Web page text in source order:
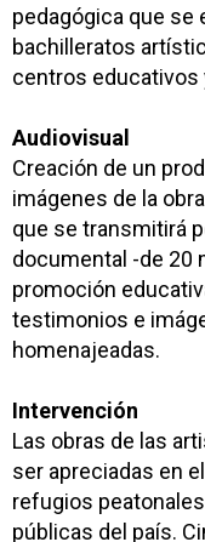
pedagógica que se
bachilleratos
centros educativos
Audiovisual
Creación de un
imágenes de la
que se transmitirá
documental -de 20
promoción
testimonios e
homenajeadas.
Intervención
Las obras de las
ser apreciadas en
refugios
públicas del país.